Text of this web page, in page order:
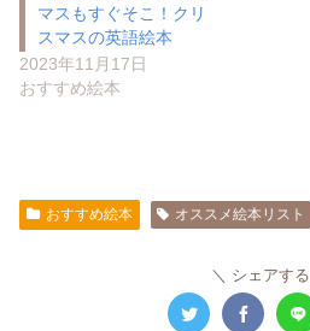
マスもすぐそこ！クリ
スマスの英語絵本
2023年11月17日
おすすめ絵本
おすすめ絵本 オススメ絵本リスト
シェアする